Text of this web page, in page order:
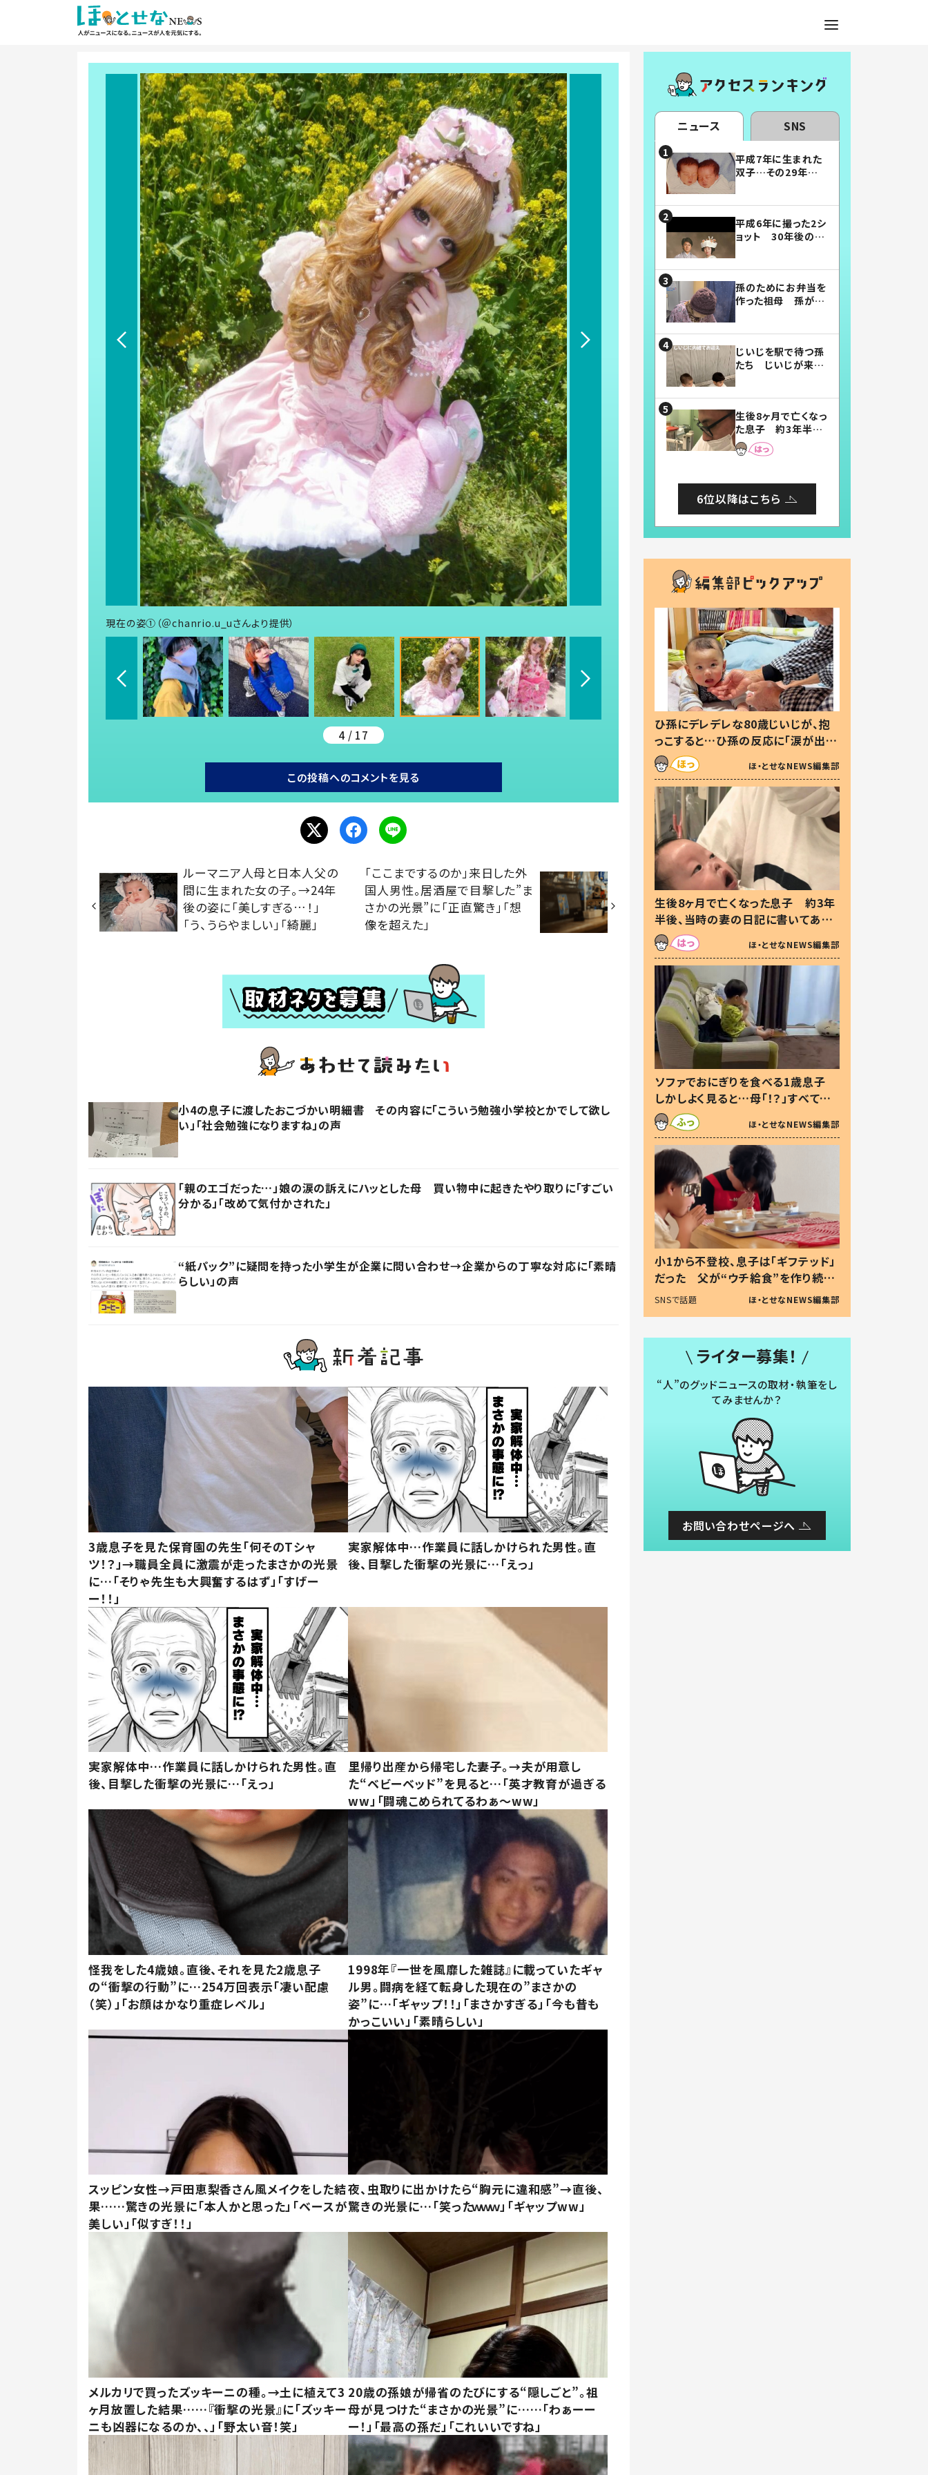
現在の姿①（＠chanrio.u_uさんより提供）
4 / 17
この投稿へのコメントを見る
ルーマニア人母と日本人父の
間に生まれた女の子。→24年
後の姿に「美しすぎる…！」
「う、うらやましい」「綺麗」
「ここまでするのか」来日した外
国人男性。居酒屋で目撃した”ま
さかの光景”に「正直驚き」「想
像を超えた」
小4の息子に渡したおこづかい明細書 その内容に「こういう勉強小学校とかでして欲し
い」「社会勉強になりますね」の声
「親のエゴだった…」娘の涙の訴えにハッとした母 買い物中に起きたやり取りに「すごい
分かる」「改めて気付かされた」
“紙パック”に疑問を持った小学生が企業に問い合わせ→企業からの丁寧な対応に「素晴
らしい」の声
3歳息子を見た保育園の先生「何そのTシャ
ツ！？」→職員全員に激震が走ったまさかの光景
に…「そりゃ先生も大興奮するはず」「すげー
ー！！」
実家解体中…作業員に話しかけられた男性。直
後、目撃した衝撃の光景に…「えっ」
実家解体中…作業員に話しかけられた男性。直
後、目撃した衝撃の光景に…「えっ」
里帰り出産から帰宅した妻子。→夫が用意し
た“ベビーベッド”を見ると…「英才教育が過ぎる
ww」「闘魂こめられてるわぁ～ww」
怪我をした4歳娘。直後、それを見た2歳息子
の“衝撃の行動”に…254万回表示「凄い配慮
（笑）」「お顔はかなり重症レベル」
1998年『一世を風靡した雑誌』に載っていたギャ
ル男。闘病を経て転身した現在の”まさかの
姿”に…「ギャップ！！」「まさかすぎる」「今も昔も
かっこいい」「素晴らしい」
スッピン女性→戸田恵梨香さん風メイクをした結
果……驚きの光景に「本人かと思った」「ベースが
美しい」「似すぎ！！」
夜、虫取りに出かけたら“胸元に違和感”→直後、
驚きの光景に…「笑ったｗｗｗ」「ギャップww」
メルカリで買ったズッキーニの種。→土に植えて3
ヶ月放置した結果……『衝撃の光景』に「ズッキー
ニも凶器になるのか、、」「野太い音！笑」
20歳の孫娘が帰省のたびにする“隠しごと”。祖
母が見つけた“まさかの光景”に……「わぁーー
ー！」「最高の孫だ」「これいいですね」
ニュース SNS
平成7年に生まれた
双子…その29年後
平成6年に撮った2シ
ョット 30年後の姿
孫のためにお弁当を
作った祖母 孫が絶
じいじを駅で待つ孫
たち じいじが来た
まらない」「幸せにな
れる」
生後8ヶ月で亡くなっ
た息子 約3年半
後、当時の妻の日記
に書いてあった本音
6位以降はこちら
ひ孫にデレデレな80歳じいじが、抱
っこすると…ひ孫の反応に「涙が出ま
した」「可愛くて仕方ない」
ほ・とせなNEWS編集部
生後8ヶ月で亡くなった息子 約3年
半後、当時の妻の日記に書いてあっ
た本音とは
ほ・とせなNEWS編集部
ソファでおにぎりを食べる1歳息子
しかしよく見ると…母「！？」すべてを
察した母の投稿に「可愛いから許
す！」「現行犯〜」
ほ・とせなNEWS編集部
小1から不登校、息子は「ギフテッド」
だった 父が“ウチ給食”を作り続け
る理由とは #令和の親 #令和の子
SNSで話題 ほ・とせなNEWS編集部
ライター募集！
“人”のグッドニュースの取材・執筆をし
てみませんか？
お問い合わせページへ